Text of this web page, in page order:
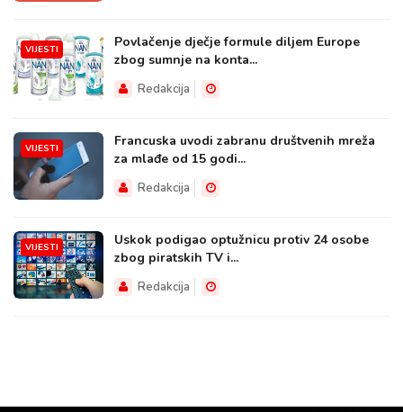
VIJESTI
Povlačenje dječje formule diljem Europe
zbog sumnje na konta...
Redakcija
VIJESTI
Francuska uvodi zabranu društvenih mreža
za mlađe od 15 godi...
Redakcija
VIJESTI
Uskok podigao optužnicu protiv 24 osobe
zbog piratskih TV i...
Redakcija